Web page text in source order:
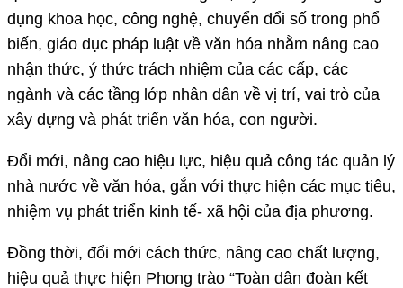
dụng khoa học, công nghệ, chuyển đổi số trong phổ
biến, giáo dục pháp luật về văn hóa nhằm nâng cao
nhận thức, ý thức trách nhiệm của các cấp, các
ngành và các tầng lớp nhân dân về vị trí, vai trò của
xây dựng và phát triển văn hóa, con người.
Đổi mới, nâng cao hiệu lực, hiệu quả công tác quản lý
nhà nước về văn hóa, gắn với thực hiện các mục tiêu,
nhiệm vụ phát triển kinh tế- xã hội của địa phương.
Đồng thời, đổi mới cách thức, nâng cao chất lượng,
hiệu quả thực hiện Phong trào “Toàn dân đoàn kết